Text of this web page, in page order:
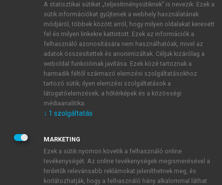
ÚJ FIÓK LÉTREHOZÁSA
1 óra díjmentes hozzáférés
E-MAIL-CÍM
JELSZÓ
JELSZÓ ÚJRA
A statisztikai sütiket „teljesítménysütiknek” is nevezik. Ezek a
sütik információkat gyűjtenek a webhely használatának
módjáról, többek között arról, hogy milyen oldalakat keresett
fel és milyen linkekre kattintott. Ezek az információk a
felhasználó azonosítására nem használhatóak, mivel az
adatok összesítettek és anonimizáltak. Céljuk kizárólag a
weboldal funkcióinak javítása. Ezek közé tartoznak a
harmadik féltől származó elemzési szolgáltatásokhoz
tartozó sütik; ilyen elemzési szolgáltatások a
látogatóelemzések, a hőtérképek és a közösségi
médiaanalitika.
↓ 1 szolgáltatás
MARKETING
Ezek a sütik nyomon követik a felhasználó online
tevékenységét. Az online tevékenységek megismerésével a
hirdetők relevánsabb reklámokat jeleníthetnek meg, és
korlátozhatják, hogy a felhasználó hány alkalommal láthat